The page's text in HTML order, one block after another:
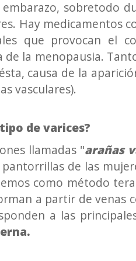
sobretodo
Hay medicamentos
que provocan
la menopausia.
causa de la
vasculares).
de varices?
llamadas "arañas
de las
como método
a partir de venas
a las